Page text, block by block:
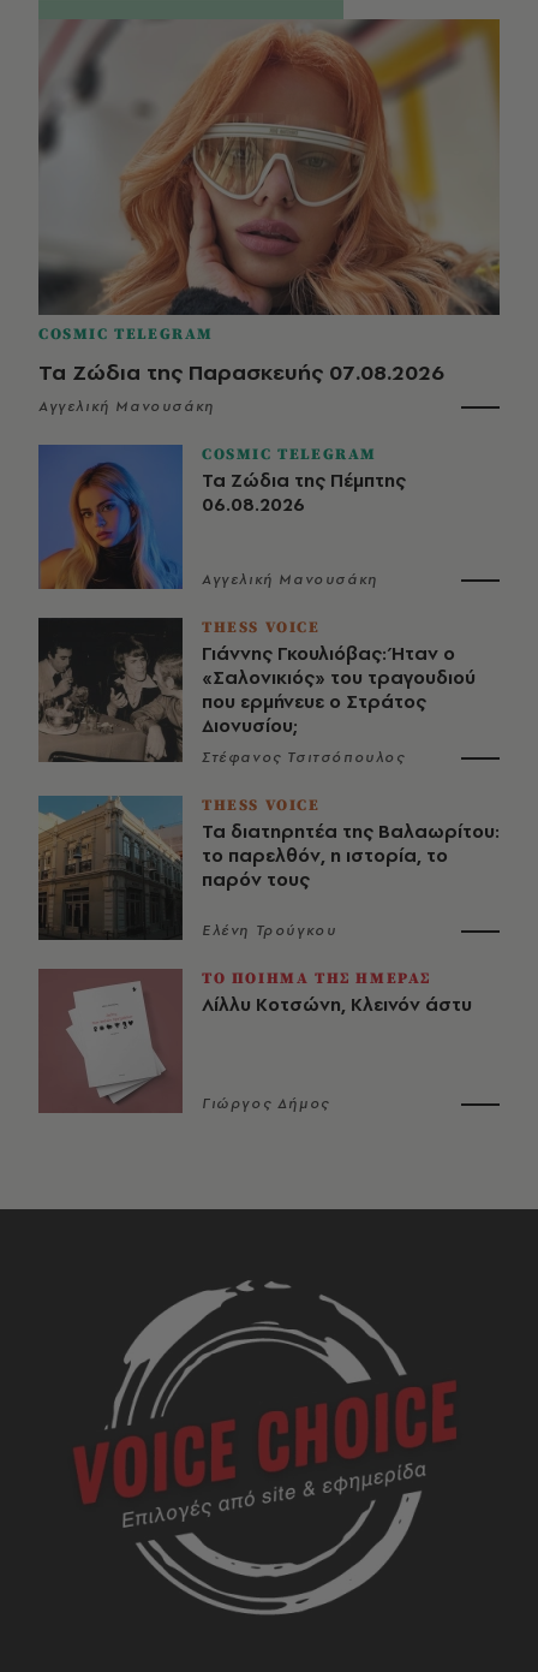
COSMIC TELEGRAM
Τα Ζώδια της Παρασκευής 07.08.2026
Αγγελική Μανουσάκη
COSMIC TELEGRAM
Τα Ζώδια της Πέμπτης
06.08.2026
Αγγελική Μανουσάκη
THESS VOICE
Γιάννης Γκουλιόβας: Ήταν ο
«Σαλονικιός» του τραγουδιού
που ερμήνευε ο Στράτος
Διονυσίου;
Στέφανος Τσιτσόπουλος
THESS VOICE
Τα διατηρητέα της Βαλαωρίτου:
το παρελθόν, η ιστορία, το
παρόν τους
Ελένη Τρούγκου
ΤΟ ΠΟΙΗΜΑ ΤΗΣ ΗΜΕΡΑΣ
Λίλλυ Κοτσώνη, Κλεινόν άστυ
Γιώργος Δήμος